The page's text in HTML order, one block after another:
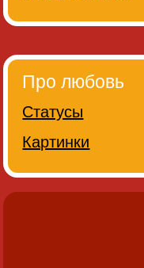
Про любовь
Статусы
Картинки